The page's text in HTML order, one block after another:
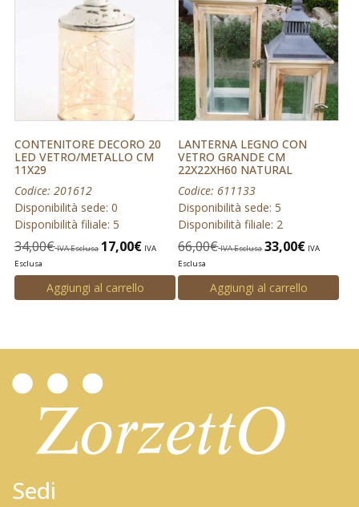
CONTENITORE DECORO 20
LED VETRO/METALLO CM
11X29
Codice: 201612
Disponibilità sede: 0
Disponibilità filiale: 5
34,00€ IVA Esclusa 17,00€ IVA
Esclusa
Aggiungi al carrello
LANTERNA LEGNO CON
VETRO GRANDE CM
22X22XH60 NATURAL
Codice: 611133
Disponibilità sede: 5
Disponibilità filiale: 2
66,00€ IVA Esclusa 33,00€ IVA
Esclusa
Aggiungi al carrello
Sedi